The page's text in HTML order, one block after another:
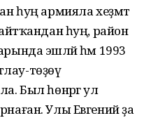
һуң армияла хеҙмәт
һуң, район
эшләй һәм 1993
төҙөү
Был һөнәргә ул
Улы Евгений ҙа